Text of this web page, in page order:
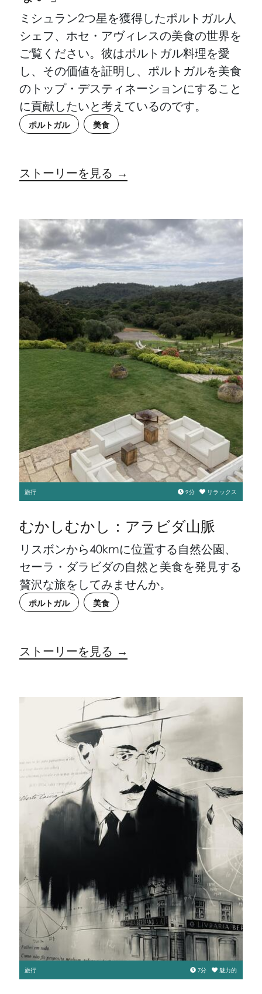
ミシュラン2つ星を獲得したポルトガル人
シェフ、ホセ・アヴィレスの美食の世界を
ご覧ください。彼はポルトガル料理を愛
し、その価値を証明し、ポルトガルを美食
のトップ・デスティネーションにすること
に貢献したいと考えているのです。
ポルトガル 美食
ストーリーを見る →
旅行 9分 リラックス
むかしむかし：アラビダ山脈
リスボンから40kmに位置する自然公園、
セーラ・ダラビダの自然と美食を発見する
贅沢な旅をしてみませんか。
ポルトガル 美食
ストーリーを見る →
旅行 7分 魅力的